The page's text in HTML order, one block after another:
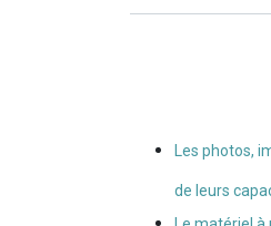
Les photos,
de leurs